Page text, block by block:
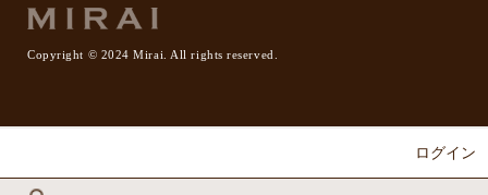
Copyright © 2024 Mirai. All rights reserved.
ログイン